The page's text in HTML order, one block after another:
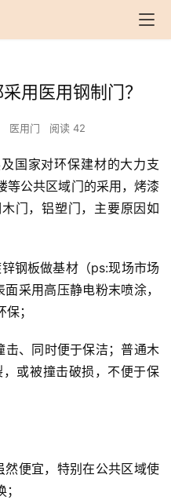
用医用钢制门？
医用门 阅读 42
国家对环保建材的大力支
等公共区域门的采用，烤漆
门，铝塑门，主要原因如
钢板做基材（ps:现场市场
采用高压静电粉末喷涂，
；
击、同时便于保洁；普通木
或被撞击破损，不便于保
便宜，特别在公共区域使